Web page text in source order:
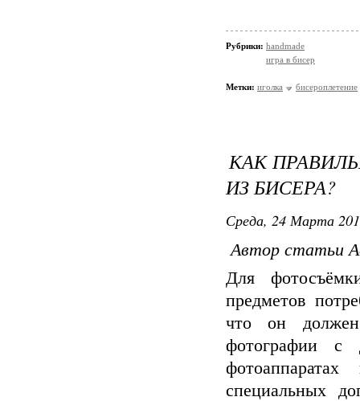
Рубрики: handmade
игра в бисер
Метки: иголка бисероплетение
КАК
ИЗ БИСЕРА?
Среда, 24 Марта
Автор статьи
Для
предметов
что он
фотографии с
специальных